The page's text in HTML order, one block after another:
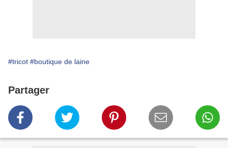
#tricot #boutique de laine
Partager